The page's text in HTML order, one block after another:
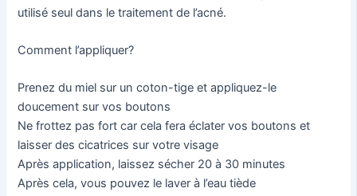
utilisé seul dans le traitement de l’acné.
Comment l’appliquer?
Prenez du miel sur un coton-tige et appliquez-le
doucement sur vos boutons
Ne frottez pas fort car cela fera éclater vos boutons et
laisser des cicatrices sur votre visage
Après application, laissez sécher 20 à 30 minutes
Après cela, vous pouvez le laver à l’eau tiède